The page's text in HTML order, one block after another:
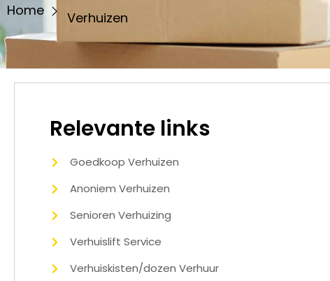
Home Verhuizen
Relevante links​
Goedkoop Verhuizen
Anoniem Verhuizen
Senioren Verhuizing
Verhuislift Service
Verhuiskisten/dozen Verhuur